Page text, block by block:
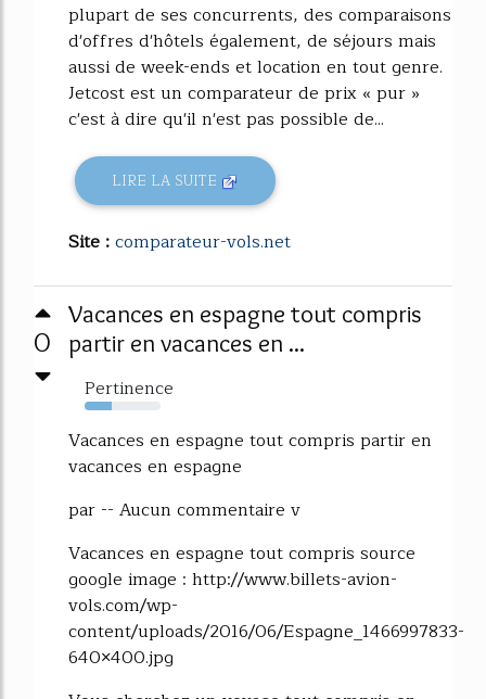
plupart de ses concurrents, des comparaisons
d'offres d'hôtels également, de séjours mais
aussi de week-ends et location en tout genre.
Jetcost est un comparateur de prix « pur »
c'est à dire qu'il n'est pas possible de...
LIRE LA SUITE
Site :comparateur-vols.net
0
Vacances en espagne tout compris
partir en vacances en ...
Pertinence
36%
Vacances en espagne tout compris partir en
vacances en espagne
par -- Aucun commentaire v
Vacances en espagne tout compris source
google image : http://www.billets-avion-
vols.com/wp-
content/uploads/2016/06/Espagne_1466997833-
640×400.jpg